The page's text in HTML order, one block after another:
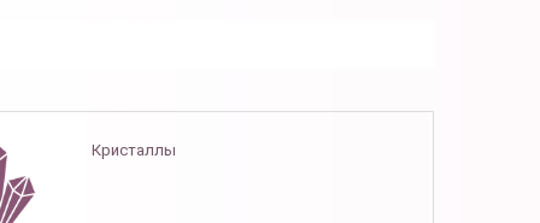
Кристаллы